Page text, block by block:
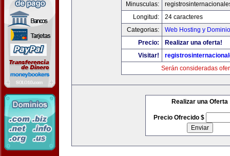
Minusculas:
Longitud:
24 caracteres
Categorias:
Web Hosting y
Precio:
Realizar una oferta!
Visitar!
Serán consideradas
Realizar una Oferta
Precio Ofrecido $